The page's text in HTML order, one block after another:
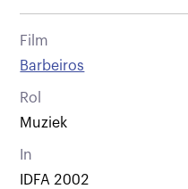
Film
Barbeiros
Rol
Muziek
In
IDFA 2002